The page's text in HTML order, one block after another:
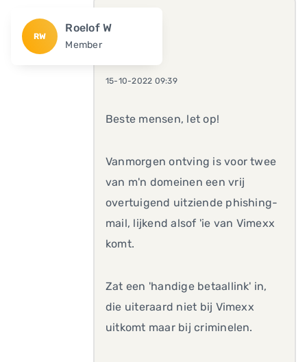
RW
Roelof W
Member
15-10-2022 09:39
Beste mensen, let op!
Vanmorgen ontving is voor twee
van m'n domeinen een vrij
overtuigend uitziende phishing-
mail, lijkend alsof 'ie van Vimexx
komt.
Zat een 'handige betaallink' in,
die uiteraard niet bij Vimexx
uitkomt maar bij criminelen.